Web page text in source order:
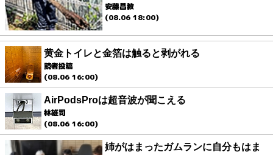
安藤昌教
(08.06 18:00)
黄金トイレと金箔は触ると剥がれる
読者投稿
(08.06 16:00)
AirPodsProは超音波が聞こえる
林雄司
(08.06 16:00)
姉がはまったガムランに自分もはま